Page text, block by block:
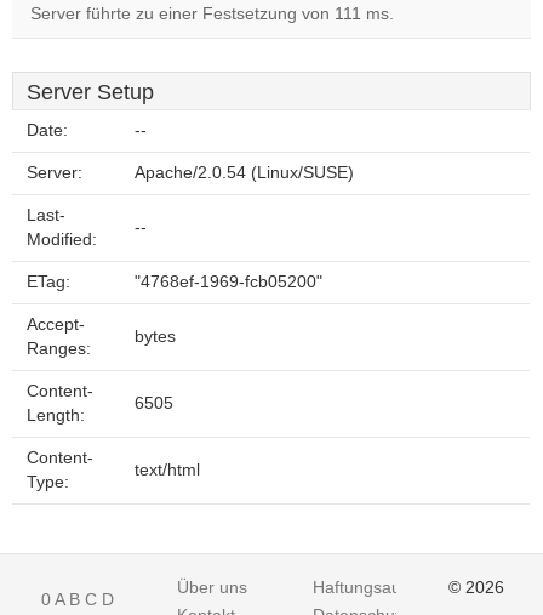
Server führte zu einer Festsetzung von 111 ms.
Server Setup
Date: --
Server: Apache/2.0.54 (Linux/SUSE)
Last-
Modified:
--
ETag: "4768ef-1969-fcb05200"
Accept-
Ranges:
bytes
Content-
Length:
6505
Content-
Type:
text/html
0A B C D
Über uns
Haftungsausschluss© 2026